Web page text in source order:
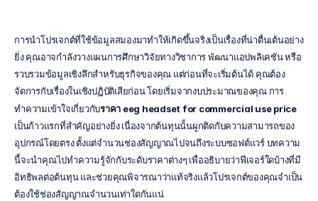
การนำโปรเจกต์ที่ใช้ข้อมูลสมองมาทำให้เกิดขึ้นจริงเป็นเรื่องที่น่าตื่นเต้นอย่าง
ยิ่ง คุณอาจกำลังวางแผนการศึกษาวิจัยทางวิชาการ พัฒนาแอปพลิเคชัน หรือ
รวบรวมข้อมูลเชิงลึกสำหรับธุรกิจของคุณ แต่ก่อนที่จะเริ่มต้นได้ คุณต้อง
จัดการกับเรื่องในเชิงปฏิบัติเสียก่อน โดยเริ่มจากงบประมาณของคุณ การ
ทำความเข้าใจเกี่ยวกับราคา eeg headset for commercial use price
เป็นก้าวแรกที่สำคัญอย่างยิ่ง เนื่องจากต้นทุนนั้นผูกติดกับความสามารถของ
อุปกรณ์โดยตรง ตั้งแต่จำนวนช่องสัญญาณไปจนถึงระบบซอฟต์แวร์ บทความ
นี้จะนำคุณไปทำความรู้จักกับระดับราคาต่างๆ เพื่ออธิบายว่าฟีเจอร์ใดบ้างที่มี
อิทธิพลต่อต้นทุน และช่วยคุณพิจารณาว่าแท้จริงแล้วโปรเจกต์ของคุณจำเป็น
ต้องใช้ช่องสัญญาณจำนวนเท่าใดกันแน่